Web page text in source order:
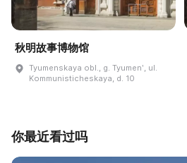
秋明故事博物馆
Tyumenskaya obl., g. Tyumenʹ, ul.
Kommunisticheskaya, d. 10
你最近看过吗